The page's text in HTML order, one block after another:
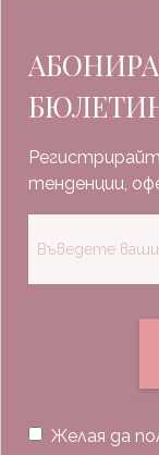
тенденции,
Желая да